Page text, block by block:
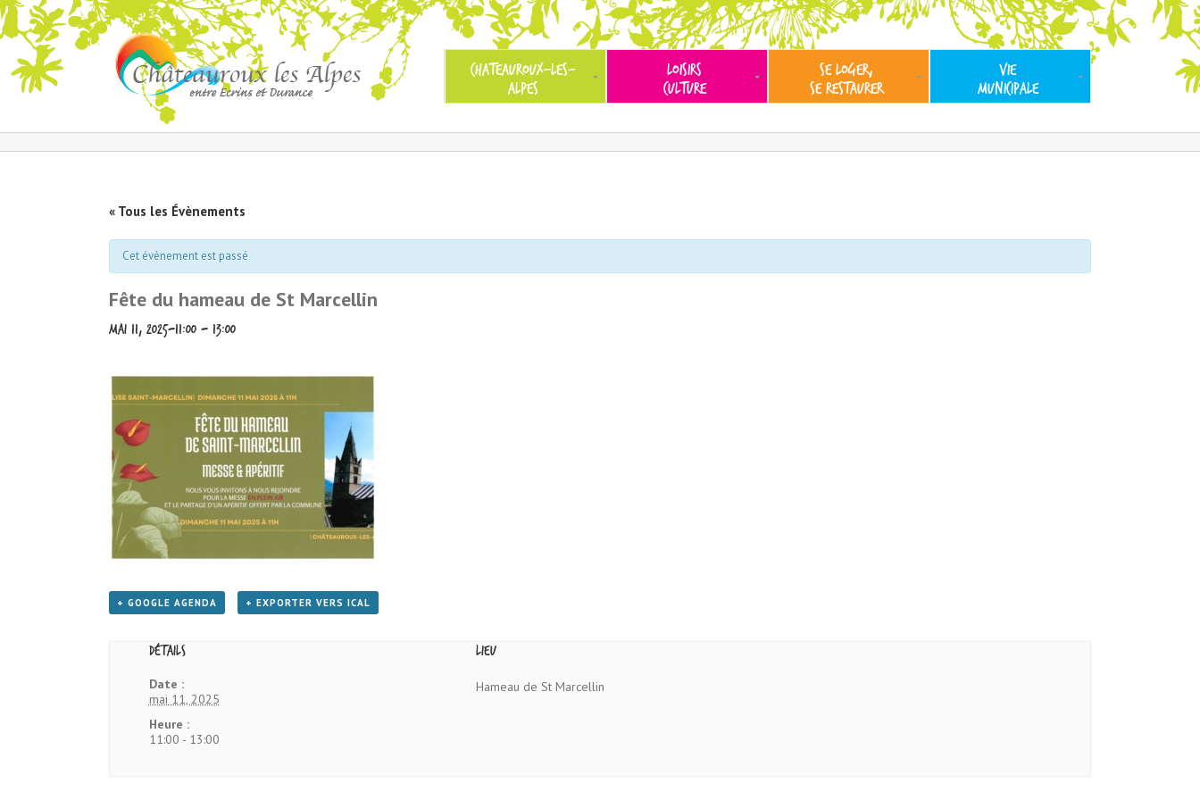
CHATEAUROUX-LES-
ALPES
LOISIRS
CULTURE
SE LOGER,
SE RESTAURER
VIE
MUNICIPALE
« Tous les Évènements
Cet évènement est passé
Fête du hameau de St Marcellin
mai 11, 2025-11:00 - 13:00
+ GOOGLE AGENDA + EXPORTER VERS ICAL
Détails
Date :
mai 11, 2025
Heure :
11:00 - 13:00
Lieu
Hameau de St Marcellin